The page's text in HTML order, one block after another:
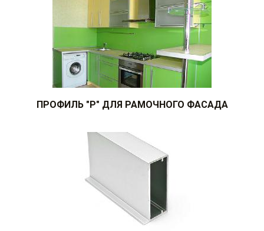
ПРОФИЛЬ "P" ДЛЯ РАМОЧНОГО ФАСАДА